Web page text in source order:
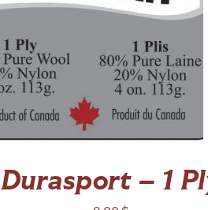
Durasport – 1